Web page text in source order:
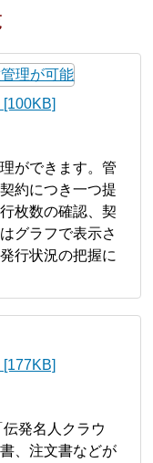
ができます。管
約につき一つ提
枚数の確認、契
グラフで表示さ
行状況の把握に
伝発名人クラウ
、注文書などが